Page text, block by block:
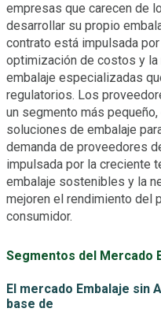
empresas que carecen de
desarrollar su propio
contrato está impulsada
optimización de costos y
embalaje especializadas
regulatorios. Los
un segmento más
soluciones de embalaje
demanda de proveedores
impulsada por la creciente
embalaje sostenibles y la
mejoren el rendimiento del
consumidor.
Segmentos del Mercado
El mercado Embalaje sin
base de